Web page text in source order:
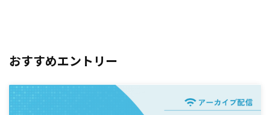
おすすめエントリー